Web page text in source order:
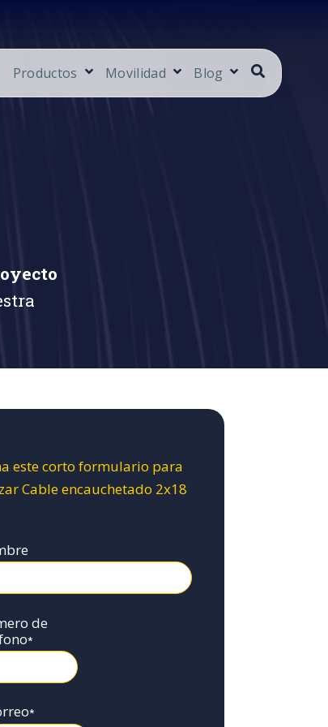
Productos Movilidad Blog
este corto formulario para
Cable encauchetado 2x18
de
*
*